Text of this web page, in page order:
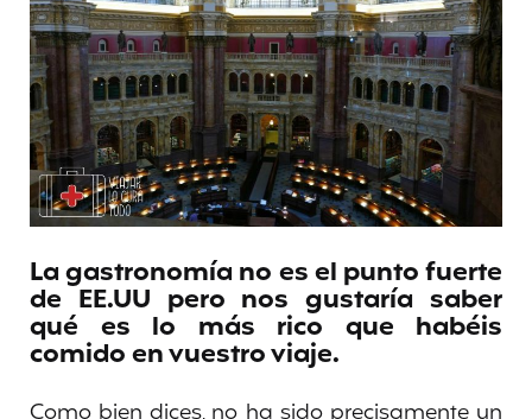
La gastronomía no es el punto fuerte
de EE.UU pero nos gustaría saber
qué es lo más rico que habéis
comido en vuestro viaje.